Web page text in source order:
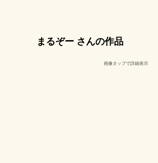
まるぞー さんの作品
​画像タップで詳細表示